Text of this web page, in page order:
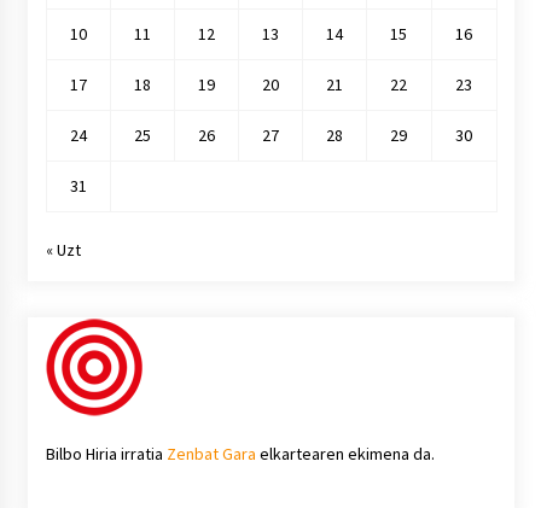
10 11 12 13 14 15 16
17 18 19 20 21 22 23
24 25 26 27 28 29 30
31
« Uzt
Bilbo Hiria irratia Zenbat Gara elkartearen ekimena da.